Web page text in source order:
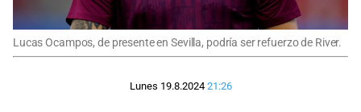
Lucas Ocampos, de presente en Sevilla, podría ser refuerzo de River.
Lunes 19.8.2024 21:26